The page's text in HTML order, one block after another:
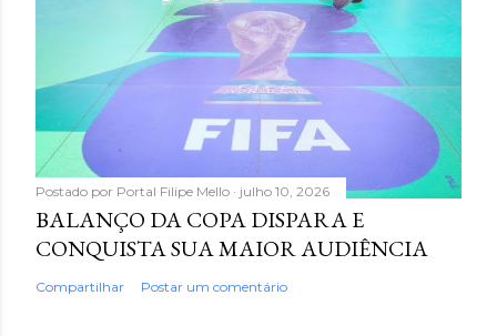
Postado por Portal Filipe Mello julho 10, 2026
BALANÇO DA COPA DISPARA E
CONQUISTA SUA MAIOR AUDIÊNCIA
Compartilhar Postar um comentário